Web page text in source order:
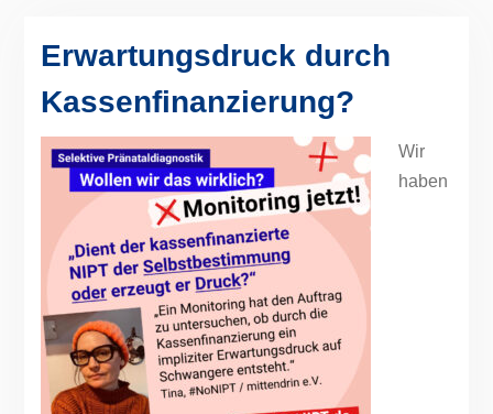
Erwartungsdruck durch
Kassenfinanzierung?
Wir
haben